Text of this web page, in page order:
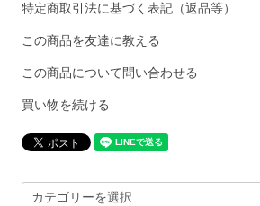
特定商取引法に基づく表記（返品等）
この商品を友達に教える
この商品について問い合わせる
買い物を続ける